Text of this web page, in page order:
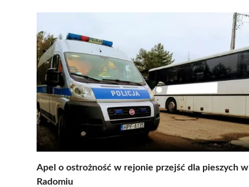
Apel o ostrożność w rejonie przejść dla pieszych w
Radomiu